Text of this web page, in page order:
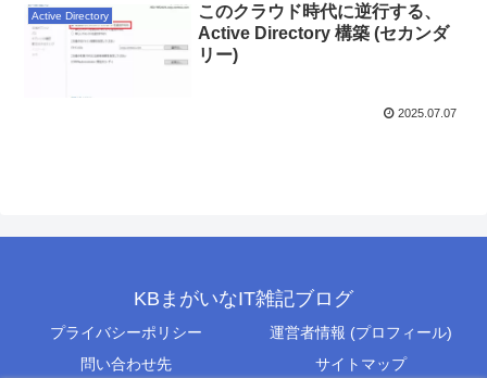
Active Directory
このクラウド時代に逆行する、
Active Directory 構築 (セカンダ
リー)
2025.07.07
KBまがいなIT雑記ブログ
プライバシーポリシー
運営者情報 (プロフィール)
問い合わせ先
サイトマップ